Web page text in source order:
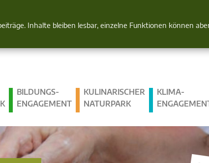
Inhalte bleiben lesbar, einzelne Funktionen können
im Blick
BILDUNGS­
ENGAGEMENT
KULINARISCHER
NATURPARK
KLIMA­